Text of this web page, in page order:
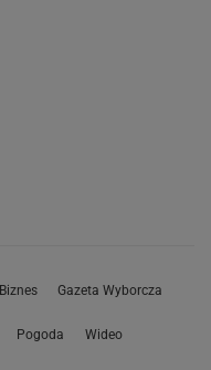
Biznes Gazeta Wyborcza
Pogoda Wideo